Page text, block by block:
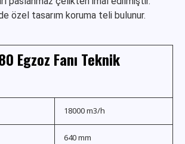
özel tasarım koruma teli bulunur.
Egzoz Fanı Teknik
18000 m3/h
640 mm